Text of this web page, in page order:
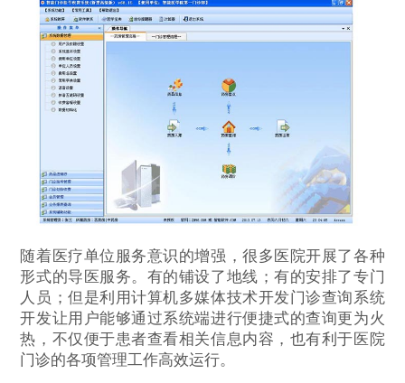
随着医疗单位服务意识的增强，很多医院开展了各种
形式的导医服务。有的铺设了地线；有的安排了专门
人员；但是利用计算机多媒体技术开发门诊查询系统
开发让用户能够通过系统端进行便捷式的查询更为火
热，不仅便于患者查看相关信息内容，也有利于医院
门诊的各项管理工作高效运行。